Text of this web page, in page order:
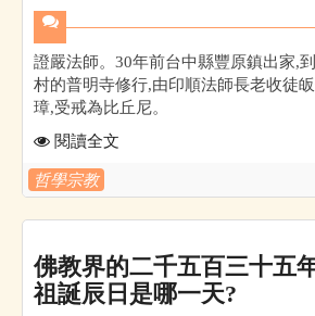
證嚴法師。30年前台中縣豐原鎮出家,
村的普明寺修行,由印順法師長老收徒
璋,受戒為比丘尼。
閱讀全文
哲學宗教
佛教界的二千五百三十五
祖誕辰日是哪一天?